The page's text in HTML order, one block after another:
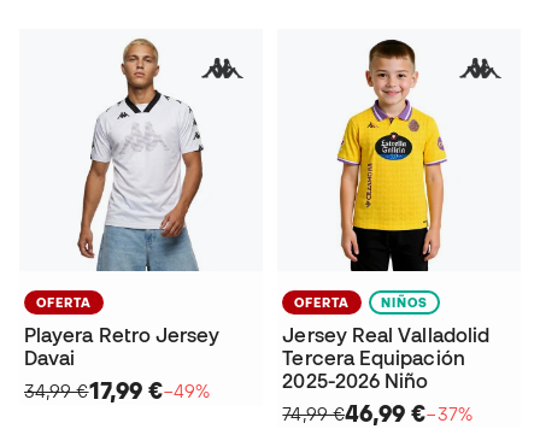
OFERTA
Playera Retro Jersey
Davai
34,99 €17,99 €−49%
OFERTA NIÑOS
Jersey Real Valladolid
Tercera Equipación
2025-2026 Niño
74,99 €46,99 €−37%